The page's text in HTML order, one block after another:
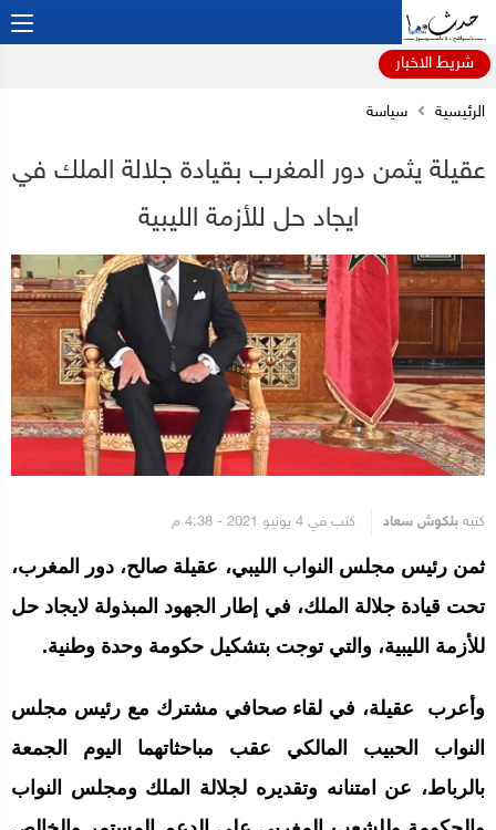
شريط الاخبار
الرئيسية سياسة
عقيلة يثمن دور المغرب بقيادة جلالة الملك في
ايجاد حل للأزمة الليبية
كتبه بلكوش سعاد كتب في 4 يونيو 2021 - 4:38 م
ثمن رئيس مجلس النواب الليبي، عقيلة صالح، دور المغرب،
تحت قيادة جلالة الملك، في إطار الجهود المبذولة لايجاد حل
للأزمة الليبية، والتي توجت بتشكيل حكومة وحدة وطنية.
وأعرب عقيلة، في لقاء صحافي مشترك مع رئيس مجلس
النواب الحبيب المالكي عقب مباحثاتهما اليوم الجمعة
بالرباط، عن امتنانه وتقديره لجلالة الملك ومجلس النواب